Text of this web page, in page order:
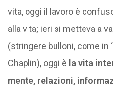
vita, oggi il lavoro è
alla vita; ieri si metteva a
(stringere bulloni, come in
Chaplin), oggi è la vita
mente, relazioni,